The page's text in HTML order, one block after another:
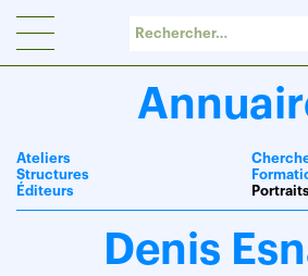
Ateliers
Structures
Éditeurs
Denis